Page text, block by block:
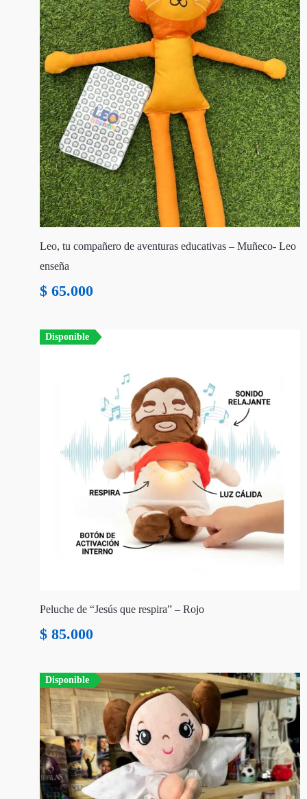
Leo, tu compañero de aventuras educativas – Muñeco- Leo
enseña
$ 65.000
Disponible
Peluche de “Jesús que respira” – Rojo
$ 85.000
Disponible